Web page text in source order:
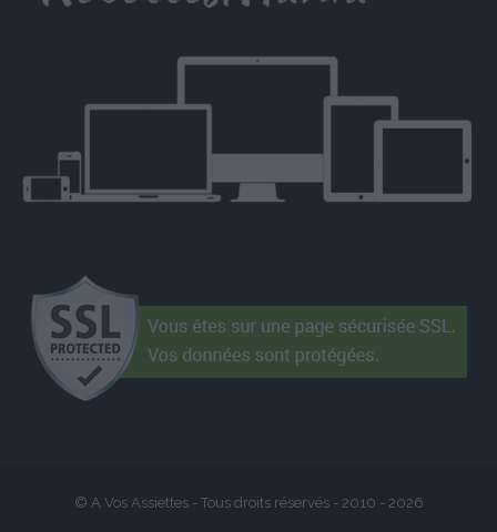
© A Vos Assiettes - Tous droits réservés - 2010 - 2026